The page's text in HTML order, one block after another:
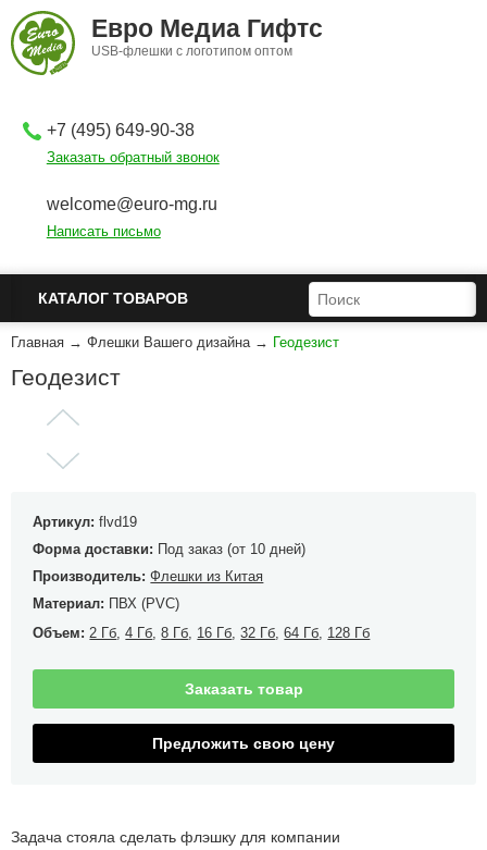
Перейти к основному содержанию
Евро Медиа Гифтс
USB-флешки с логотипом оптом
+7 (495) 649-90-38
Заказать обратный звонок
welcome@euro-mg.ru
Написать письмо
КАТАЛОГ ТОВАРОВ ФОРМА ПОИСКА
ПОИСК
Главная → Флешки Вашего дизайна → Геодезист
Геодезист
Артикул:flvd19
Форма доставки: Под заказ (от 10 дней)
Производитель:Флешки из Китая
Материал: ПВХ (PVC)
Объем: 2 Гб ,4 Гб ,8 Гб 16 Гб ,32 Гб ,64 Гб 128 Гб
Заказать товар
Предложить свою цену
Задача стояла сделать флэшку для компании